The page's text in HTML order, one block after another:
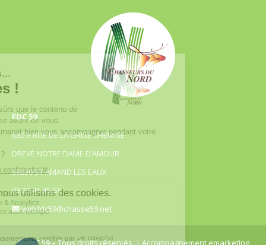
FDC 59
680 B RUE DE LA GRISE CHEMISE
DREVE NOTRE DAME D’AMOUR
59230 ST AMAND LES EAUX
03.20.41.45.63
webfdc59@chasse59.net
© FDC 59 – Tous droits réservés | Accompagnement emarketing